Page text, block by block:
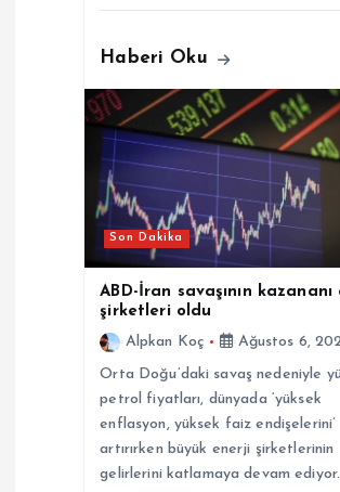
Haberi Oku
Son Dakika
ABD-İran savaşının
şirketleri oldu
Alpkan Koç
Ağustos 6,
Orta Doğu’daki savaş nedeniyle
petrol fiyatları, dünyada ‘yüksek
enflasyon, yüksek faiz endişelerini’
artırırken büyük enerji şirketlerinin
gelirlerini katlamaya devam ediyor.